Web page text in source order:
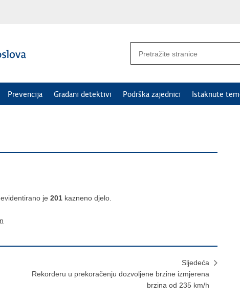
Prevencija Građani detektivi Podrška zajednici Istaknute
je 201 kazneno djelo.
Sljedeća
Rekorderu u prekoračenju dozvoljene brzine izmjerena
brzina od 235 km/h